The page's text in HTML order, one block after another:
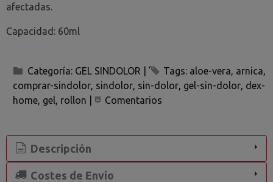
afectadas.
Capacidad: 60ml
Categoría: GEL SINDOLOR Tags: aloe-vera arnica
comprar-sindolor sindolor sin-dolor gel-sin-dolor dex-
home gel rollon Comentarios
Descripción
Costes de Envío